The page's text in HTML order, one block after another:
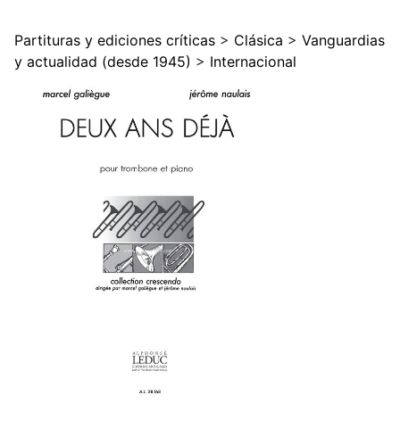
Partituras y ediciones críticas > Clásica > Vanguardias
y actualidad (desde 1945) > Internacional